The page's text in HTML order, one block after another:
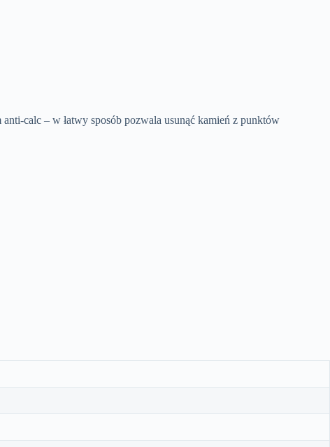
calc – w łatwy sposób pozwala usunąć kamień z punktów